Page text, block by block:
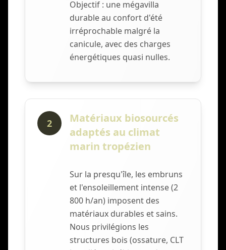
Objectif : une mégavilla
durable au confort d'été
irréprochable malgré la
canicule, avec des charges
énergétiques quasi nulles.
2
Matériaux biosourcés
adaptés au climat
marin tropézien
Sur la presqu'île, les embruns
et l'ensoleillement intense (2
800 h/an) imposent des
matériaux durables et sains.
Nous privilégions les
structures bois (ossature, CLT